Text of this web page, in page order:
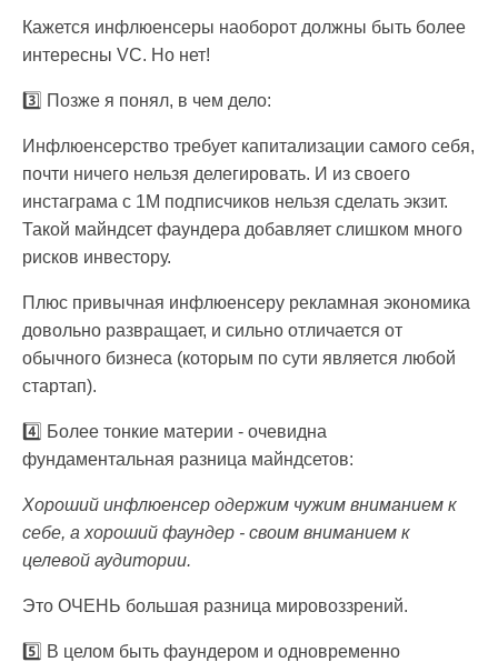
Кажется инфлюенсеры наоборот должны быть более
интересны VC. Но нет!
3️⃣ Позже я понял, в чем дело:
Инфлюенсерство требует капитализации самого себя,
почти ничего нельзя делегировать. И из своего
инстаграма с 1М подписчиков нельзя сделать экзит.
Такой майндсет фаундера добавляет слишком много
рисков инвестору.
Плюс привычная инфлюенсеру рекламная экономика
довольно развращает, и сильно отличается от
обычного бизнеса (которым по сути является любой
стартап).
4️⃣ Более тонкие материи - очевидна
фундаментальная разница майндсетов:
Хороший инфлюенсер одержим чужим вниманием к
себе, а хороший фаундер - своим вниманием к
целевой аудитории.
Это ОЧЕНЬ большая разница мировоззрений.
5️⃣ В целом быть фаундером и одновременно